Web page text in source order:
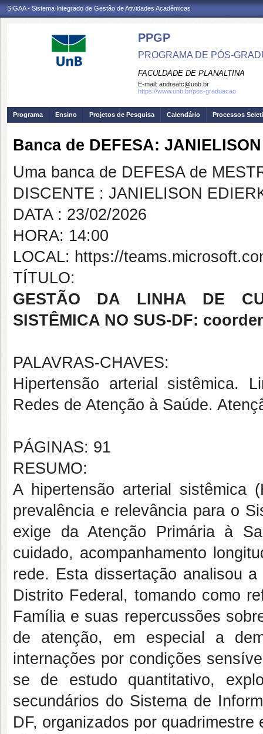
SIGAA - Sistema Integrado de Gestão de Atividades Acadêmicas
PPGP
PROGRAMA DE PÓS-
FACULDADE DE PLANALTINA
E-mail: andreafc@unb.br
https://www.unb.br/pos-graduacao
Programa Ensino Projetos de Pesquisa Calendário Processos
Banca de DEFESA:
Uma banca de DEFESA de
DISCENTE : JANIELISON
DATA : 23/02/2026
HORA: 14:00
LOCAL: https://
TÍTULO:
GESTÃO DA LINHA DE
SISTÊMICA NO SUS-DF:
PALAVRAS-CHAVES:
Hipertensão arterial sistêmica.
Redes de Atenção à Saúde.
PÁGINAS: 91
RESUMO:
A hipertensão arterial sistêmica
prevalência e relevância para o
exige da Atenção Primária à
cuidado, acompanhamento
rede. Esta dissertação analisou
Distrito Federal, tomando como
Família e suas repercussões
de atenção, em especial a
internações por condições
se de estudo quantitativo,
secundários do Sistema de
DF, organizados por